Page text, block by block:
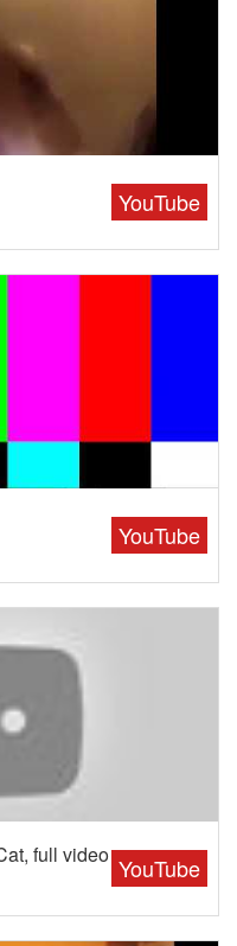
YouTube
YouTube
YouTube
full video